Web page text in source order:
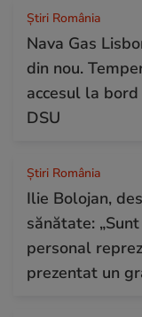
Știri România
Nava Gas
din nou.
accesul la
DSU
Știri România
Ilie Bolojan,
sănătate:
personal
prezentat un